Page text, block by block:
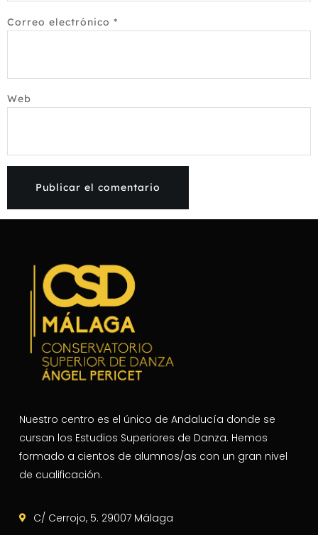
Correo electrónico *
Web
Nuestro centro es el único de Andalucía donde se
cursan los Estudios Superiores de Danza. Hemos
formado a cientos de alumnos/as con un gran nivel
de cualificación.
C/ Cerrojo, 5. 29007 Málaga